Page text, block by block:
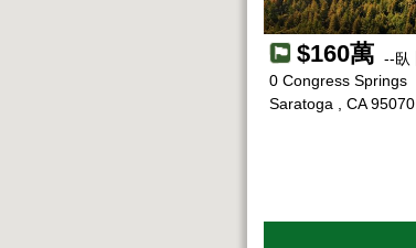
$160萬 --臥
0 Congress Springs
Saratoga , CA 95070